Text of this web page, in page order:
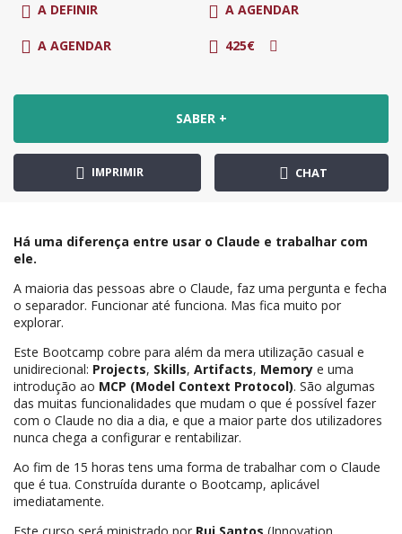
A DEFINIR A AGENDAR
A AGENDAR 425€
SABER +
IMPRIMIR CHAT
Há uma diferença entre usar o Claude e trabalhar com
ele.
A maioria das pessoas abre o Claude, faz uma pergunta e fecha
o separador. Funcionar até funciona. Mas fica muito por
explorar.
Este Bootcamp cobre para além da mera utilização casual e
unidirecional: Projects, Skills, Artifacts, Memory e uma
introdução ao MCP (Model Context Protocol). São algumas
das muitas funcionalidades que mudam o que é possível fazer
com o Claude no dia a dia, e que a maior parte dos utilizadores
nunca chega a configurar e rentabilizar.
Ao fim de 15 horas tens uma forma de trabalhar com o Claude
que é tua. Construída durante o Bootcamp, aplicável
imediatamente.